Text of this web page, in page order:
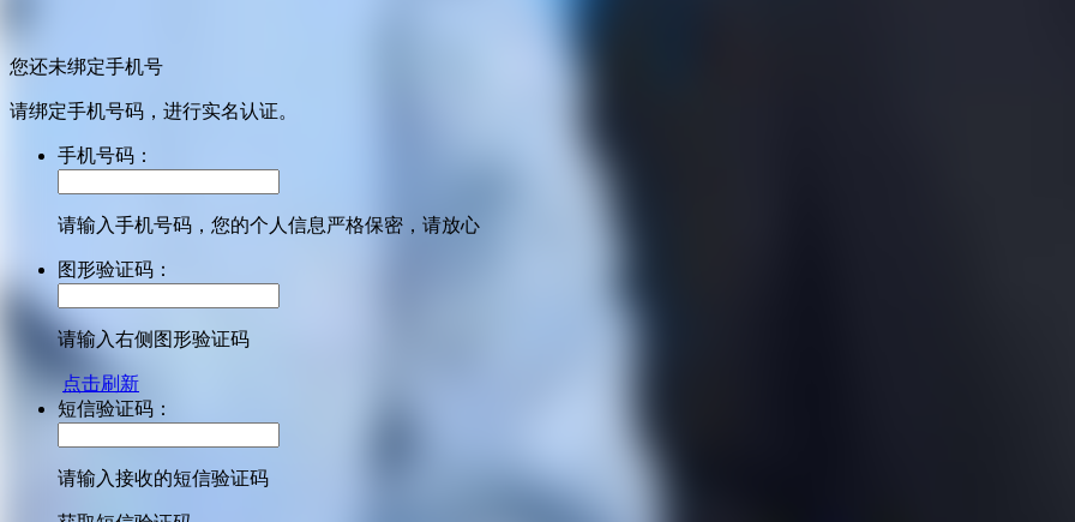
您还未绑定手机号
请绑定手机号码，进行实名认证。
手机号码：
请输入手机号码，您的个人信息严格保密，请放心
图形验证码：
请输入右侧图形验证码
点击刷新
短信验证码：
请输入接收的短信验证码